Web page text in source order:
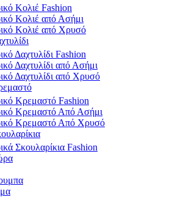
Κολιέ Fashion
Κολιέ από Ασήμι
Κολιέ από Χρυσό
Δαχτυλίδι Fashion
Δαχτυλίδι από Ασήμι
Δαχτυλίδι από Χρυσό
Κρεμαστό Fashion
Κρεμαστό Από Ασήμι
Κρεμαστό Από Χρυσό
Σκουλαρίκια Fashion